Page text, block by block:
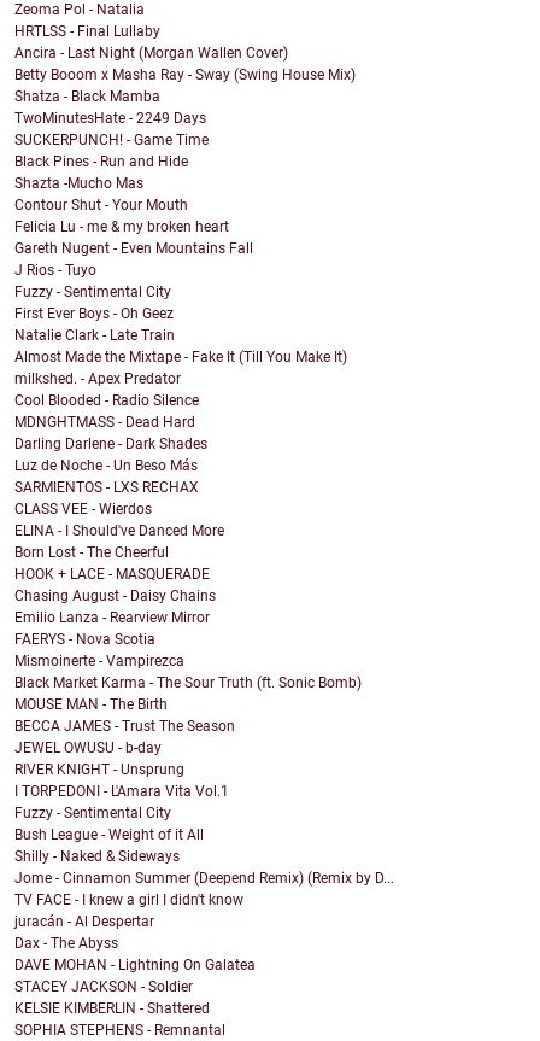
Zeoma Pol - Natalia
HRTLSS - Final Lullaby
Ancira - Last Night (Morgan Wallen Cover)
Betty Booom x Masha Ray - Sway (Swing House Mix)
Shatza - Black Mamba
TwoMinutesHate - 2249 Days
SUCKERPUNCH! - Game Time
Black Pines - Run and Hide
Shazta -Mucho Mas
Contour Shut - Your Mouth
Felicia Lu - me & my broken heart
Gareth Nugent - Even Mountains Fall
J Rios - Tuyo
Fuzzy - Sentimental City
First Ever Boys - Oh Geez
Natalie Clark - Late Train
Almost Made the Mixtape - Fake It (Till You Make It)
milkshed. - Apex Predator
Cool Blooded - Radio Silence
MDNGHTMASS - Dead Hard
Darling Darlene - Dark Shades
Luz de Noche - Un Beso Más
SARMIENTOS - LXS RECHAX
CLASS VEE - Wierdos
ELINA - I Should've Danced More
Born Lost - The Cheerful
HOOK + LACE - MASQUERADE
Chasing August - Daisy Chains
Emilio Lanza - Rearview Mirror
FAERYS - Nova Scotia
Mismoinerte - Vampirezca
Black Market Karma - The Sour Truth (ft. Sonic Bomb)
MOUSE MAN - The Birth
BECCA JAMES - Trust The Season
JEWEL OWUSU - b-day
RIVER KNIGHT - Unsprung
I TORPEDONI - L'Amara Vita Vol.1
Fuzzy - Sentimental City
Bush League - Weight of it All
Shilly - Naked & Sideways
Jome - Cinnamon Summer (Deepend Remix) (Remix by D...
TV FACE - I knew a girl I didn't know
juracán - Al Despertar
Dax - The Abyss
DAVE MOHAN - Lightning On Galatea
STACEY JACKSON - Soldier
KELSIE KIMBERLIN - Shattered
SOPHIA STEPHENS - Remnantal